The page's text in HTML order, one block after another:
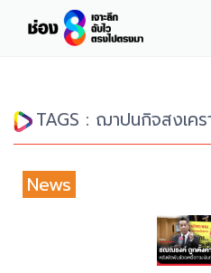
TAGS : ฌาปนกิจสงเคร
News